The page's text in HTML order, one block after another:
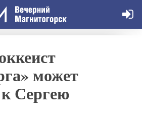
может
Сергею